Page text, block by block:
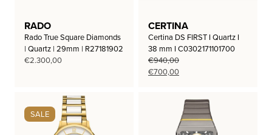
RADO
Rado True Square Diamonds
| Quartz | 29mm | R27181902
€2.300,00
CERTINA
Certina DS FIRST I Quartz I
38 mm I C0302171101700
€940,00
Oorspronkelijke
€700,00Huidige
€700,00.
SALE